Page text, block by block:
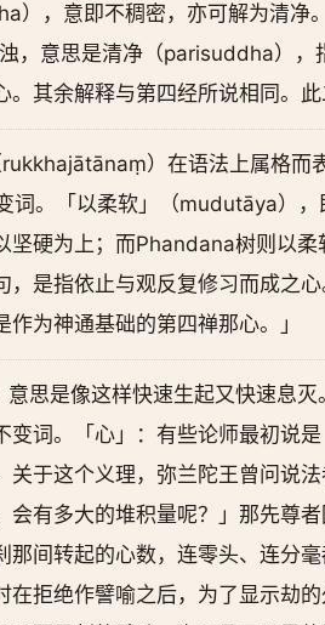
），意即不稠密，亦可解为清
，意思是清净（parisuddha），
。其余解释与第四经所说相同。
）在语法上属格而
词。「以柔软」（mudutāya）
坚硬为上；而Phandana树则以
，是指依止与观反复修习而成之
作为神通基础的第四禅那心。」
思是像这样快速生起又快速息
变词。「心」：有些论师最初说
关于这个义理，弥兰陀王曾问说
有多大的堆积量呢？」那先尊
那间转起的心数，连零头、连分
在拒绝作譬喻之后，为了显示劫